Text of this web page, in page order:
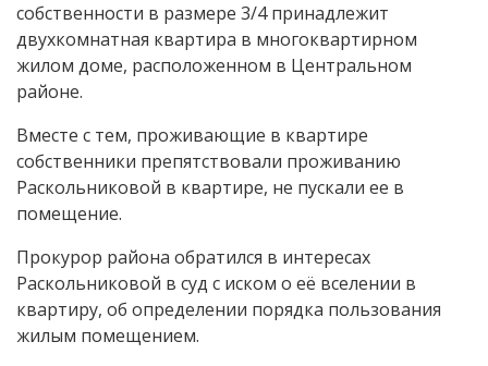
собственности в размере 3/4 принадлежит
двухкомнатная квартира в многоквартирном
жилом доме, расположенном в Центральном
районе.
Вместе с тем, проживающие в квартире
собственники препятствовали проживанию
Раскольниковой в квартире, не пускали ее в
помещение.
Прокурор района обратился в интересах
Раскольниковой в суд с иском о её вселении в
квартиру, об определении порядка пользования
жилым помещением.